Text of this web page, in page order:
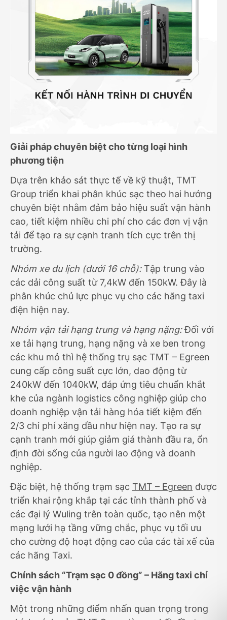
Giải pháp chuyên biệt cho từng loại hình
phương tiện
Dựa trên khảo sát thực tế về kỹ thuật, TMT
Group triển khai phân khúc sạc theo hai hướng
chuyên biệt nhằm đảm bảo hiệu suất vận hành
cao, tiết kiệm nhiều chi phí cho các đơn vị vận
tải để tạo ra sự cạnh tranh tích cực trên thị
trường.
Nhóm xe du lịch (dưới 16 chỗ):Tập trung vào
các dải công suất từ 7,4kW đến 150kW. Đây là
phân khúc chủ lực phục vụ cho các hãng taxi
điện hiện nay.
Nhóm vận tải hạng trung và hạng nặng:Đối với
xe tải hạng trung, hạng nặng và xe ben trong
các khu mỏ thì hệ thống trụ sạc TMT – Egreen
cung cấp công suất cực lớn, dao động từ
240kW đến 1040kW, đáp ứng tiêu chuẩn khắt
khe của ngành logistics công nghiệp giúp cho
doanh nghiệp vận tải hàng hóa tiết kiệm đến
2/3 chi phí xăng dầu như hiện nay. Tạo ra sự
cạnh tranh mới giúp giảm giá thành đầu ra, ổn
định đời sống của người lao động và doanh
nghiệp.
Đặc biệt, hệ thống trạm sạc TMT – Egreen được
triển khai rộng khắp tại các tỉnh thành phố và
các đại lý Wuling trên toàn quốc, tạo nên một
mạng lưới hạ tầng vững chắc, phục vụ tối ưu
cho cường độ hoạt động cao của các tài xế của
các hãng Taxi.
Chính sách “Trạm sạc 0 đồng” – Hãng taxi chỉ
việc vận hành
Một trong những điểm nhấn quan trọng trong